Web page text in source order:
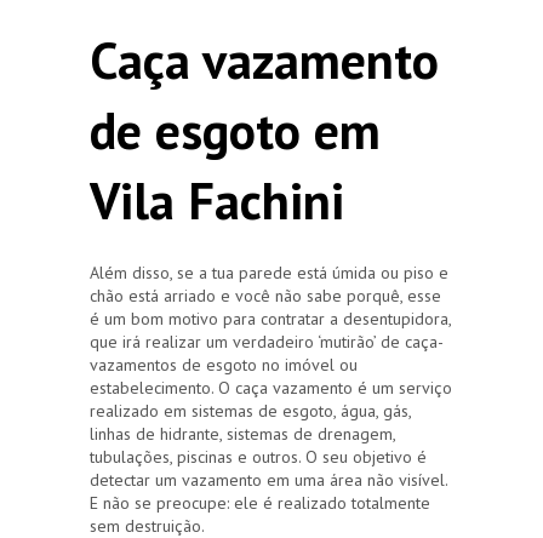
Caça vazamento
de esgoto em
Vila Fachini
Além disso, se a tua parede está úmida ou piso e
chão está arriado e você não sabe porquê, esse
é um bom motivo para contratar a desentupidora,
que irá realizar um verdadeiro ‘mutirão’ de caça-
vazamentos de esgoto no imóvel ou
estabelecimento. O caça vazamento é um serviço
realizado em sistemas de esgoto, água, gás,
linhas de hidrante, sistemas de drenagem,
tubulações, piscinas e outros. O seu objetivo é
detectar um vazamento em uma área não visível.
E não se preocupe: ele é realizado totalmente
sem destruição.